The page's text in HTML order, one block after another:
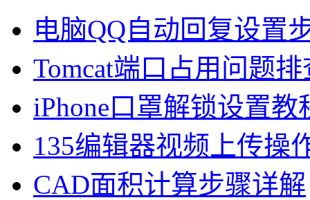
电脑QQ自动回复设置
Tomcat端口占用问题
iPhone口罩解锁设置教
135编辑器视频上传操
CAD面积计算步骤详解